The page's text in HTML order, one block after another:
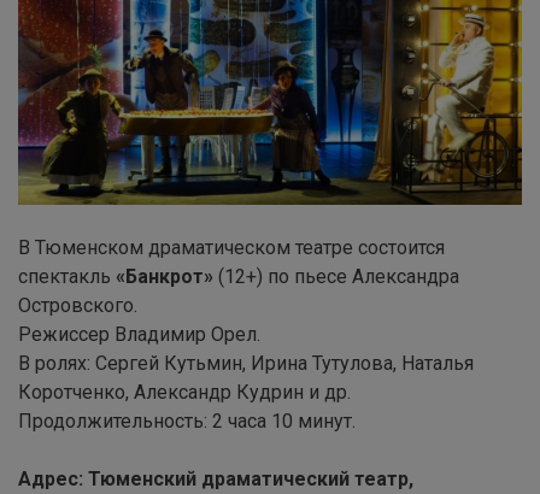
В Тюменском драматическом театре состоится
спектакль «Банкрот» (12+) по пьесе Александра
Островского.
Режиссер Владимир Орел.
В ролях: Сергей Кутьмин, Ирина Тутулова, Наталья
Коротченко, Александр Кудрин и др.
Продолжительность: 2 часа 10 минут.
Адрес: Тюменский драматический театр,